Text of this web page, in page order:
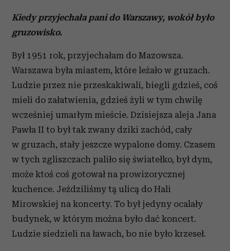
Kiedy przyjechała pani do Warszawy, wokół było
gruzowisko.
Był 1951 rok, przyjechałam do Mazowsza.
Warszawa była miastem, które leżało w gruzach.
Ludzie przez nie przeskakiwali, biegli gdzieś, coś
mieli do załatwienia, gdzieś żyli w tym chwilę
wcześniej umarłym mieście. Dzisiejsza aleja Jana
Pawła II to był tak zwany dziki zachód, cały
w gruzach, stały jeszcze wypalone domy. Czasem
w tych zgliszczach paliło się światełko, był dym,
może ktoś coś gotował na prowizorycznej
kuchence. Jeździliśmy tą ulicą do Hali
Mirowskiej na koncerty. To był jedyny ocalały
budynek, w którym można było dać koncert.
Ludzie siedzieli na ławach, bo nie było krzeseł.